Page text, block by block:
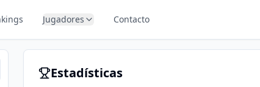
Jugadores Contacto
Estadísticas